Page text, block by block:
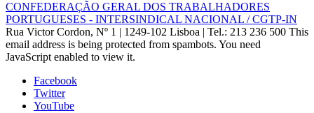
CONFEDERAÇÃO GERAL DOS TRABALHADORES
PORTUGUESES - INTERSINDICAL NACIONAL / CGTP-IN
Rua Victor Cordon, Nº 1 | 1249-102 Lisboa | Tel.: 213 236 500 This
email address is being protected from spambots. You need
JavaScript enabled to view it.
Facebook
Twitter
YouTube